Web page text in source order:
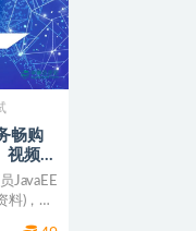
畅购
视频教
JavaEE
料)，畅